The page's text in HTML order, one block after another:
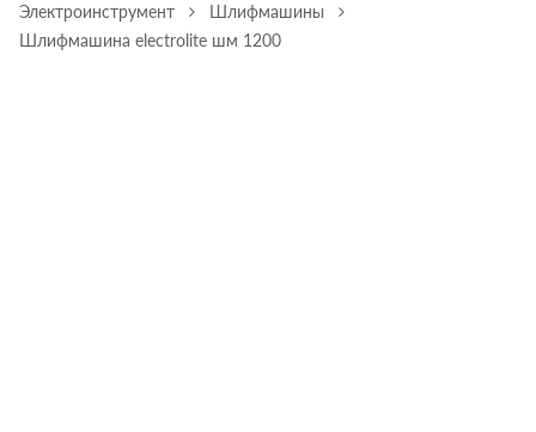
Электроинструмент
Шлифмашины
Шлифмашина electrolite шм 1200